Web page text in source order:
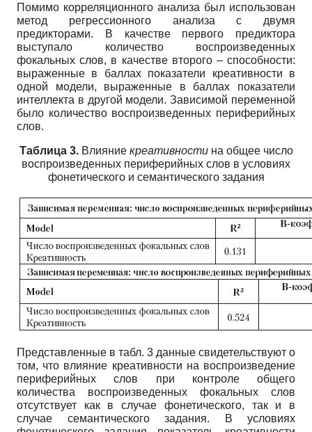
Помимо корреляционного анализа был использован
метод регрессионного анализа с двумя
предикторами. В качестве первого предиктора
выступало количество воспроизведенных
фокальных слов, в качестве второго – способности:
выраженные в баллах показатели креативности в
одной модели, выраженные в баллах показатели
интеллекта в другой модели. Зависимой переменной
было количество воспроизведенных периферийных
слов.
Таблица 3.Влияние креативностина общее число
воспроизведенных периферийных слов в условиях
фонетического и семантического задания
Представленные в табл. 3 данные свидетельствуют о
том, что влияние креативности на воспроизведение
периферийных слов при контроле общего
количества воспроизведенных фокальных слов
отсутствует как в случае фонетического, так и в
случае семантического задания. В условиях